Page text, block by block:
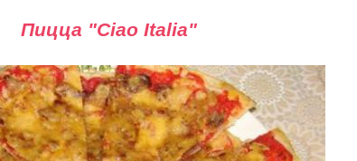
Пицца "Ciao Italia"